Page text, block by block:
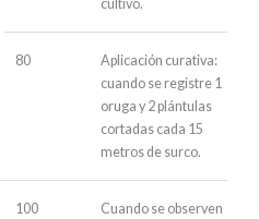
cultivo.
80
Aplicación curativa:
cuando se registre 1
oruga y 2 plántulas
cortadas cada 15
metros de surco.
100
Cuando se observen